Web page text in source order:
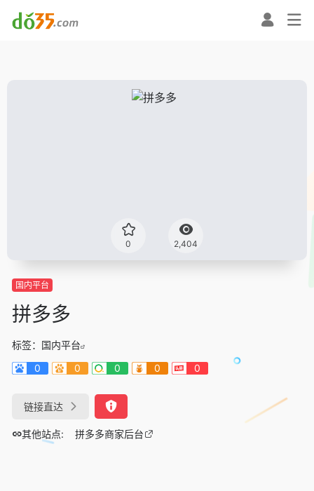
0 2,404
国内平台
拼多多
标签： 国内平台
0
0 0 0 0
链接直达
其他站点: 拼多多商家后台